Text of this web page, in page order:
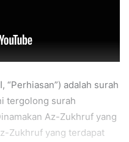
tergolong surah
Az-Zukhruf yang
Zukhruf yang terdapat